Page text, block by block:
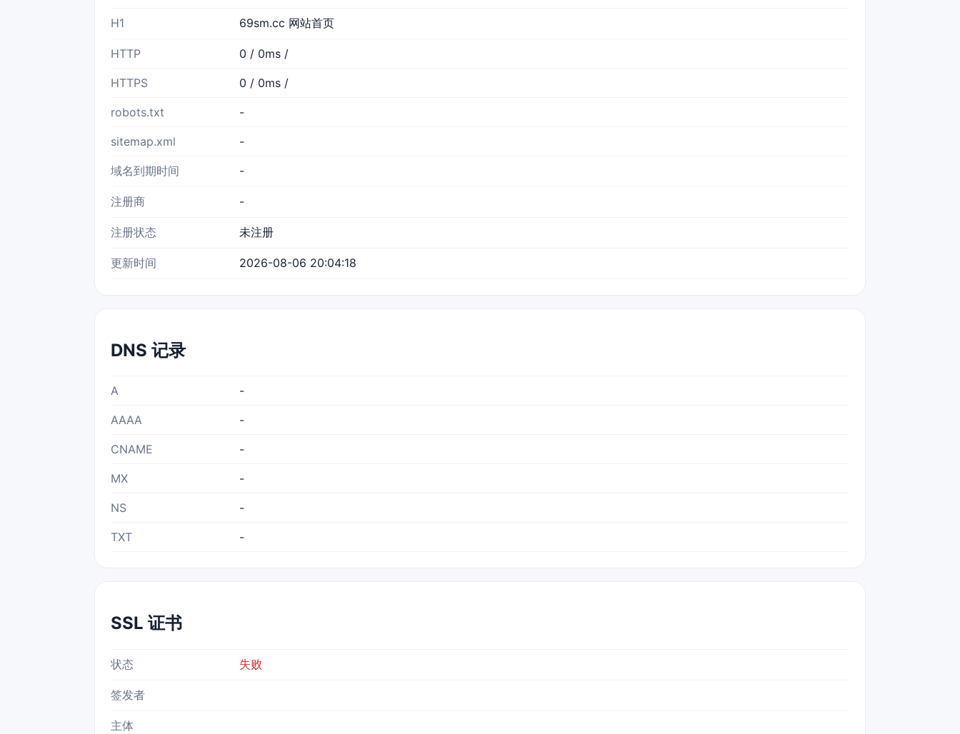
H1 69sm.cc 网站首页
HTTP 0 / 0ms /
HTTPS 0 / 0ms /
robots.txt -
sitemap.xml -
域名到期时间 -
注册商 -
注册状态 未注册
更新时间 2026-08-06 20:04:18
DNS 记录
A -
AAAA -
CNAME -
MX -
NS -
TXT -
SSL 证书
状态 失败
签发者
主体